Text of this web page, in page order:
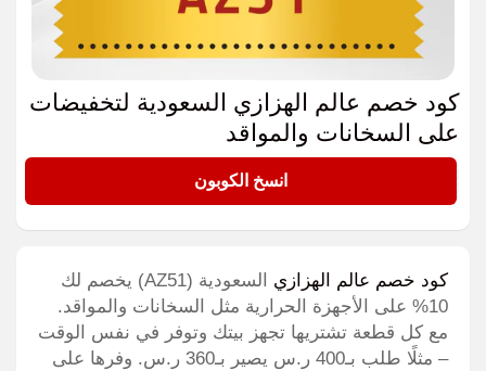
كود خصم عالم الهزازي السعودية لتخفيضات
على السخانات والمواقد
انسخ الكوبون
كود خصم عالم الهزازي
السعودية (AZ51) يخصم لك
10% على الأجهزة الحرارية مثل السخانات والمواقد.
مع كل قطعة تشتريها تجهز بيتك وتوفر في نفس الوقت
– مثلًا طلب بـ400 ر.س يصير بـ360 ر.س. وفرها على